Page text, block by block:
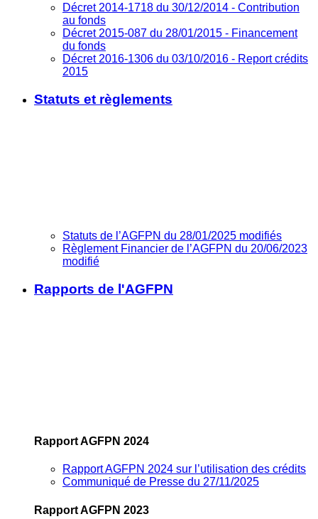
Décret 2014-1718 du 30/12/2014 - Contribution
au fonds
Décret 2015-087 du 28/01/2015 - Financement
du fonds
Décret 2016-1306 du 03/10/2016 - Report crédits
2015
Statuts et règlements
Statuts de l’AGFPN du 28/01/2025 modifiés
Règlement Financier de l’AGFPN du 20/06/2023
modifié
Rapports de l'AGFPN
Rapport AGFPN 2024
Rapport AGFPN 2024 sur l’utilisation des crédits
Communiqué de Presse du 27/11/2025
Rapport AGFPN 2023